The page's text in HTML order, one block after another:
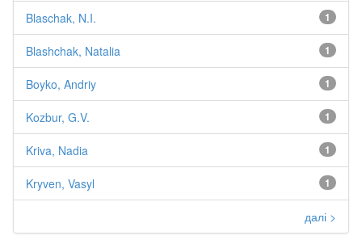
1
Blaschak, N.I.
1
Blashchak, Natalia
1
Boyko, Andriy
1
Kozbur, G.V.
1
Kriva, Nadia
1
Kryven, Vasyl
далі >